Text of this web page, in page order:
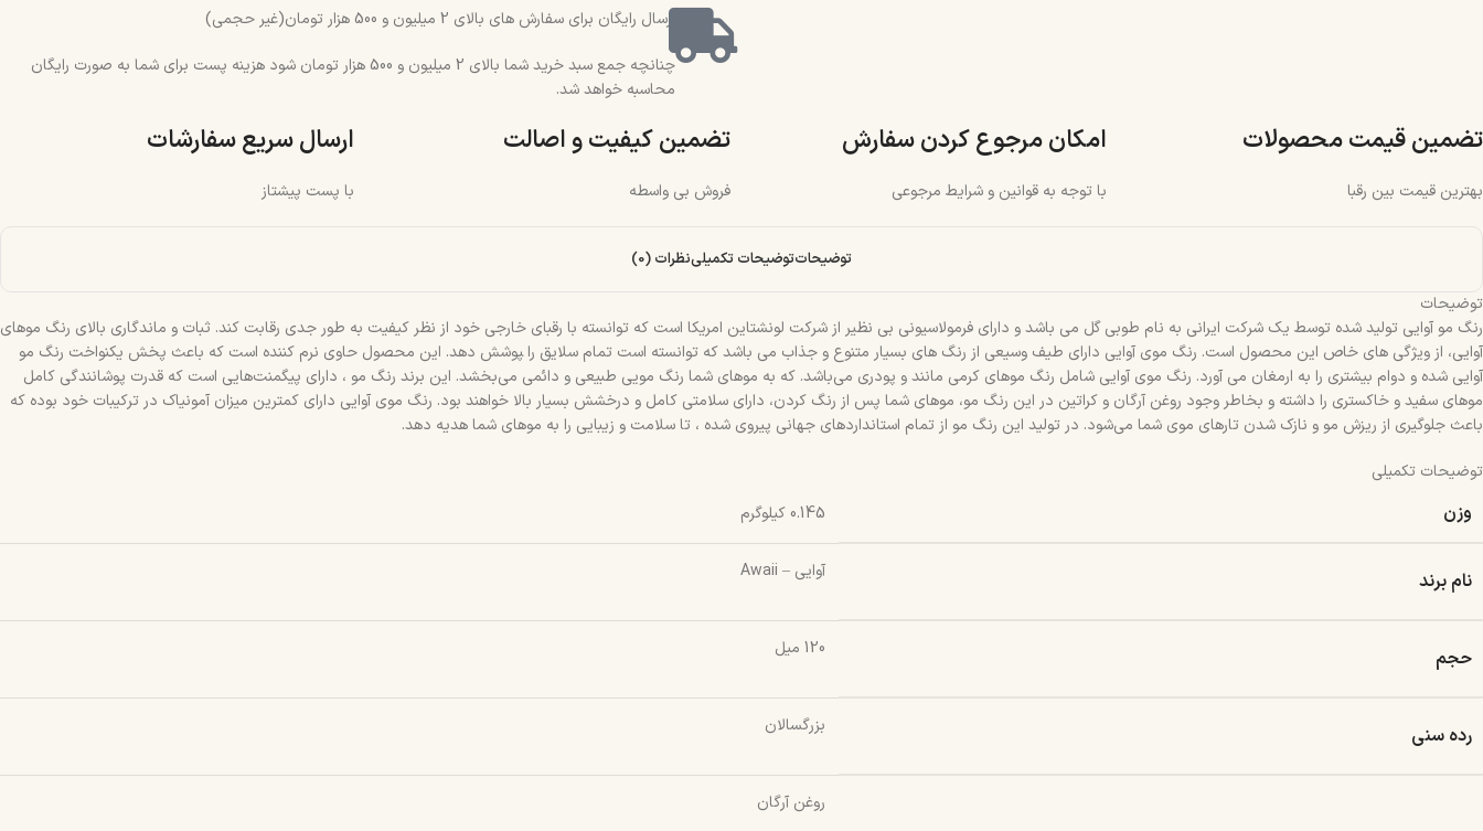
ارسال رایگان برای سفارش های بالای 2 میلیون و 500 هزار تومان(غیر حجمی)
چنانچه جمع سبد خرید شما بالای 2 میلیون و 500 هزار تومان شود هزینه پست برای شما به صورت رایگان
محاسبه خواهد شد.
تضمین قیمت محصولات
بهترین قیمت بین رقبا
امکان مرجوع کردن سفارش
با توجه به قوانین و شرایط مرجوعی
تضمین کیفیت و اصالت
فروش بی واسطه
ارسال سریع سفارشات
با پست پیشتاز
توضیحاتتوضیحات تکمیلینظرات (0)
توضیحات
رنگ مو آوایی تولید شده توسط یک شرکت ایرانی به نام طوبی گل می باشد و دارای فرمولاسیونی بی نظیر از شرکت لونشتاین امریکا است که توانسته با رقبای خارجی خود از نظر کیفیت به طور جدی رقابت کند. ثبات و ماندگاری بالای رنگ موهای
آوایی، از ویژگی های خاص این محصول است. رنگ موی آوایی دارای طیف وسیعی از رنگ های بسیار متنوع و جذاب می باشد که توانسته است تمام سلایق را ‍‍‍‍پوشش دهد. این محصول حاوی نرم کننده است که باعث پخش یکنواخت رنگ مو
آوایی شده و دوام بیشتری را به ارمغان می آورد. رنگ موی آوایی شامل رنگ موهای کرمی مانند و پودری می‌باشد. که به موهای شما رنگ مویی طبیعی و دائمی می‌بخشد. این برند رنگ مو ، دارای پیگمنت‌هایی است که قدرت پوشانندگی کامل
موهای سفید و خاکستری را داشته و بخاطر وجود روغن آرگان و کراتین در این رنگ مو، موهای شما پس از رنگ کردن، دارای سلامتی کامل و درخشش بسیار بالا خواهند بود. رنگ موی آوایی دارای کمترین میزان آمونیاک در ترکیبات خود بوده که
باعث جلوگیری از ریزش مو و نازک شدن تارهای موی شما می‌شود. در تولید این رنگ مو از تمام استانداردهای جهانی پیروی شده ، تا سلامت و زیبایی را به موهای شما هدیه دهد.
توضیحات تکمیلی
وزن 0.145 کیلوگرم
نام برند آوایی – Awaii
حجم 120 میل
رده سنی بزرگسالان
روغن آرگان